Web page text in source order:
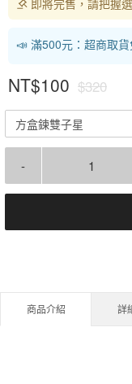
📣 滿500元：超商取
NT$100 $320
方盒鍊雙子星
-
商品介紹 詳